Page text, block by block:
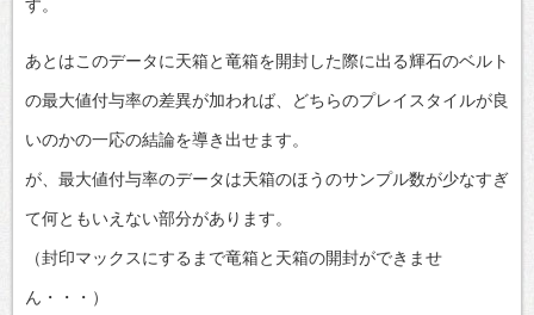
す。
あとはこのデータに天箱と竜箱を開封した際に出る輝石のベルト
の最大値付与率の差異が加われば、どちらのプレイスタイルが良
いのかの一応の結論を導き出せます。
が、最大値付与率のデータは天箱のほうのサンプル数が少なすぎ
て何ともいえない部分があります。
（封印マックスにするまで竜箱と天箱の開封ができませ
ん・・・）